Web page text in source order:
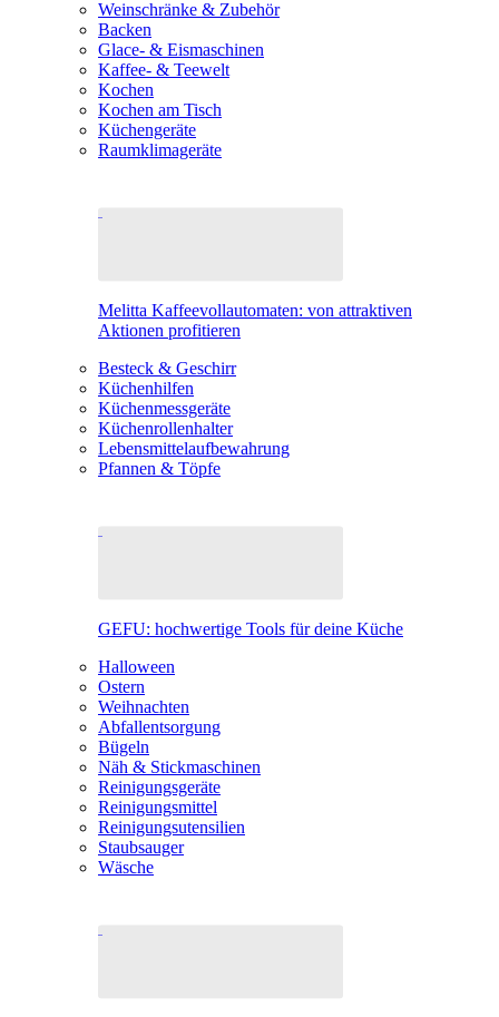
Weinschränke & Zubehör
Backen
Glace- & Eismaschinen
Kaffee- & Teewelt
Kochen
Kochen am Tisch
Küchengeräte
Raumklimageräte
Melitta Kaffeevollautomaten: von attraktiven
Aktionen profitieren
Besteck & Geschirr
Küchenhilfen
Küchenmessgeräte
Küchenrollenhalter
Lebensmittelaufbewahrung
Pfannen & Töpfe
GEFU: hochwertige Tools für deine Küche
Halloween
Ostern
Weihnachten
Abfallentsorgung
Bügeln
Näh & Stickmaschinen
Reinigungsgeräte
Reinigungsmittel
Reinigungsutensilien
Staubsauger
Wäsche